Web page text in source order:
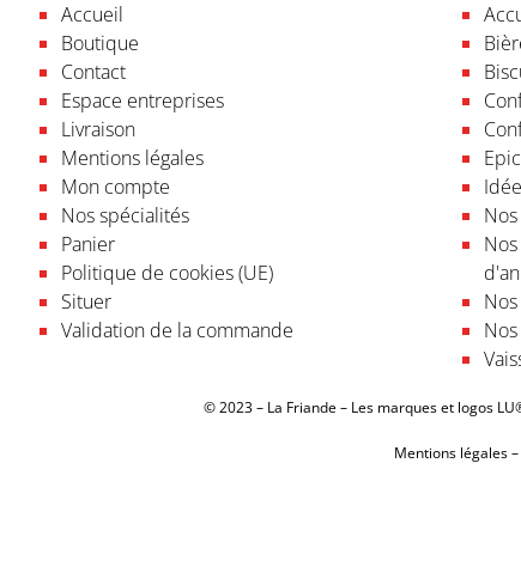
Accueil
Boutique
Contact
Espace entreprises
Livraison
Mentions légales
Mon compte
Nos spécialités
Panier
Politique de cookies (UE)
Situer
Validation de la commande
© 2023 – La Friande – Les marques et logos
Mentions légales–